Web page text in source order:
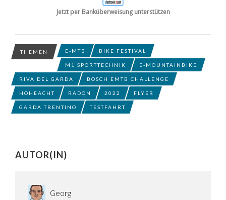
Jetzt per Banküberweisung unterstützen
THEMEN E-MTB BIKE FESTIVAL
M1 SPORTTECHNIK E-MOUNTAINBIKE
RIVA DEL GARDA BOSCH EMTB CHALLENGE
HOHEACHT RADON 2022 FLYER
GARDA TRENTINO TESTFAHRT
AUTOR(IN)
Georg